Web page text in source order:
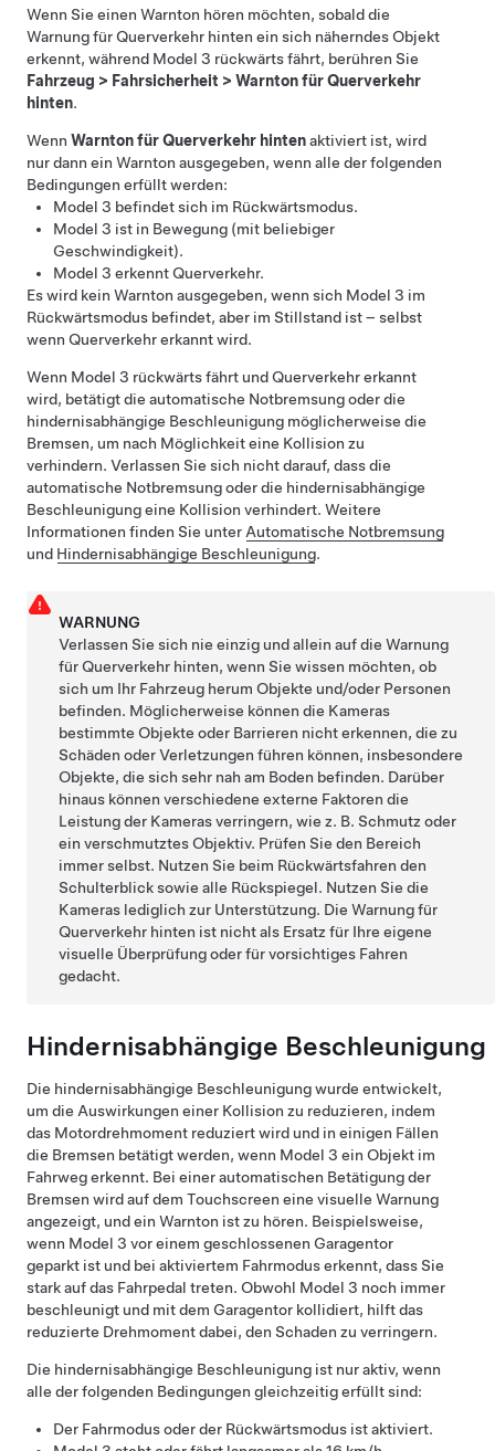
Wenn Sie einen Warnton hören möchten, sobald die
Warnung für Querverkehr hinten ein sich näherndes Objekt
erkennt, während Model 3 rückwärts fährt, berühren Sie
Fahrzeug > Fahrsicherheit > Warnton für Querverkehr
hinten.
Wenn Warnton für Querverkehr hintenaktiviert ist, wird
nur dann ein Warnton ausgegeben, wenn alle der folgenden
Bedingungen erfüllt werden:
Model 3 befindet sich im Rückwärtsmodus.
Model 3 ist in Bewegung (mit beliebiger
Geschwindigkeit).
Model 3 erkennt Querverkehr.
Es wird kein Warnton ausgegeben, wenn sich Model 3 im
Rückwärtsmodus befindet, aber im Stillstand ist – selbst
wenn Querverkehr erkannt wird.
Wenn Model 3 rückwärts fährt und Querverkehr erkannt
wird, betätigt die automatische Notbremsung oder die
hindernisabhängige Beschleunigung möglicherweise die
Bremsen, um nach Möglichkeit eine Kollision zu
verhindern. Verlassen Sie sich nicht darauf, dass die
automatische Notbremsung oder die hindernisabhängige
Beschleunigung eine Kollision verhindert. Weitere
Informationen finden Sie unter Automatische Notbremsung
und Hindernisabhängige Beschleunigung.
WARNUNG
Verlassen Sie sich nie einzig und allein auf die Warnung
für Querverkehr hinten, wenn Sie wissen möchten, ob
sich um Ihr Fahrzeug herum Objekte und/oder Personen
befinden. Möglicherweise können die Kameras
bestimmte Objekte oder Barrieren nicht erkennen, die zu
Schäden oder Verletzungen führen können, insbesondere
Objekte, die sich sehr nah am Boden befinden. Darüber
hinaus können verschiedene externe Faktoren die
Leistung der Kameras verringern, wie z. B. Schmutz oder
ein verschmutztes Objektiv. Prüfen Sie den Bereich
immer selbst. Nutzen Sie beim Rückwärtsfahren den
Schulterblick sowie alle Rückspiegel. Nutzen Sie die
Kameras lediglich zur Unterstützung. Die Warnung für
Querverkehr hinten ist nicht als Ersatz für Ihre eigene
visuelle Überprüfung oder für vorsichtiges Fahren
gedacht.
Hindernisabhängige Beschleunigung
Die hindernisabhängige Beschleunigung wurde entwickelt,
um die Auswirkungen einer Kollision zu reduzieren, indem
das Motordrehmoment reduziert wird und in einigen Fällen
die Bremsen betätigt werden, wenn Model 3 ein Objekt im
Fahrweg erkennt. Bei einer automatischen Betätigung der
Bremsen wird aufdem Touchscreen eine visuelle Warnung
angezeigt, und ein Warnton ist zu hören. Beispielsweise,
wenn Model 3 vor einem geschlossenen Garagentor
geparkt ist und bei aktiviertem Fahrmodus erkennt, dass Sie
stark auf das Fahrpedal treten. Obwohl Model 3 noch immer
beschleunigt und mit dem Garagentor kollidiert, hilft das
reduzierte Drehmoment dabei, den Schaden zu verringern.
Die hindernisabhängige Beschleunigung ist nur aktiv, wenn
alle der folgenden Bedingungen gleichzeitig erfüllt sind:
Der Fahrmodus oder der Rückwärtsmodus ist aktiviert.